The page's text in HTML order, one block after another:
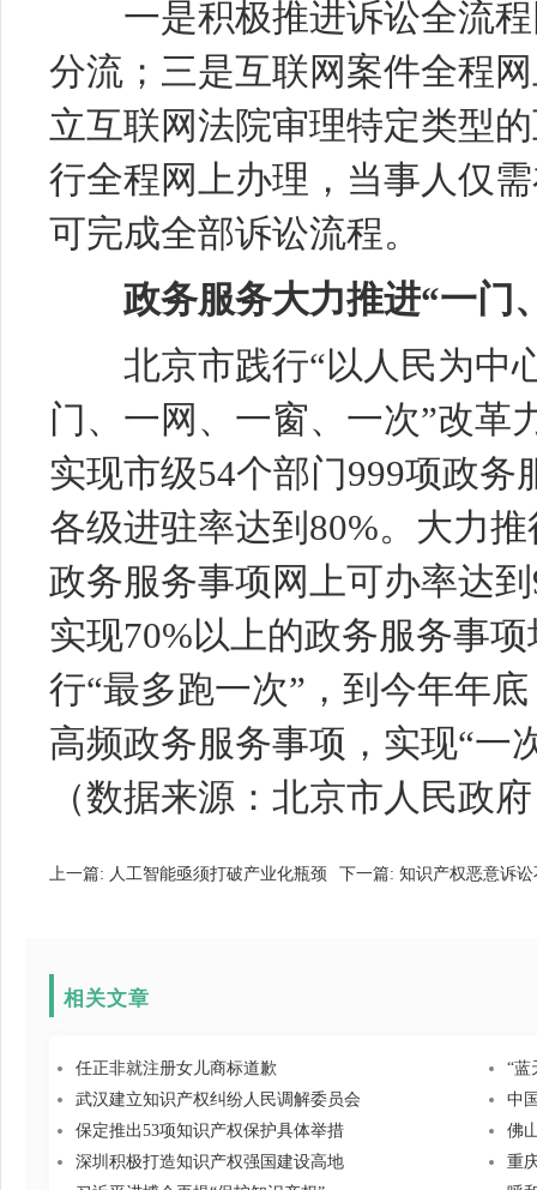
一是积极推进诉讼全流程
分流；三是互联网案件全程
立互联网法院审理特定类型
行全程网上办理，当事人仅
可完成全部诉讼流程。
政务服务大力推进“一门
北京市践行“以人民为中
门、一网、一窗、一次”改革
实现市级54个部门999项政
各级进驻率达到80%。大力
政务服务事项网上可办率达
实现70%以上的政务服务事
行“最多跑一次”，到今年年
高频政务服务事项，实现“一
（数据来源：北京市人民政
上一篇: 人工智能亟须打破产业化瓶颈 下一篇: 知识产权恶意诉
相关文章
任正非就注册女儿商标道歉
“蓝
武汉建立知识产权纠纷人民调解委员会
中
保定推出53项知识产权保护具体举措
佛
深圳积极打造知识产权强国建设高地
重